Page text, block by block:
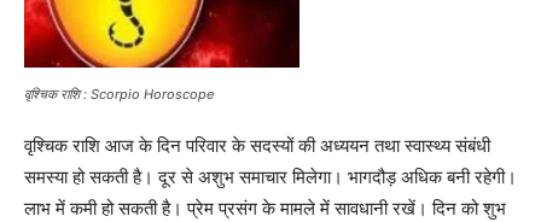
वृश्चिक राशि : Scorpio Horoscope
वृश्चिक राशि आज के दिन परिवार के सदस्यों की अध्ययन तथा स्वास्थ्य संबंधी
समस्या हो सकती है। दूर से अशुभ समाचार मिलेगा। भागदौड़ अधिक बनी रहेगी।
लाभ में कमी हो सकती है। प्रेम प्रसंग के मामले में सावधानी रखें। दिन को शुभ